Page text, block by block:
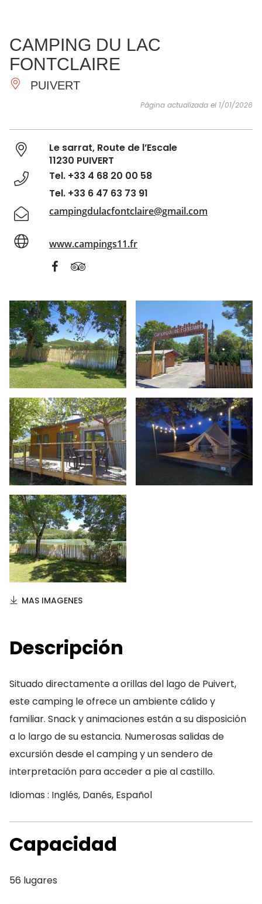
IMPRESCINDIBLES
HACER
INSPIRACIONES
CAMPING DU LAC
FONTCLAIRE
PUIVERT
Página actualizada el 1/01/2026
Le sarrat, Route de l’Escale
11230 PUIVERT
Tel. +33 4 68 20 00 58
Tel. +33 6 47 63 73 91
campingdulacfontclaire@gmail.com
www.campings11.fr
MAS IMAGENES
Descripción
Situado directamente a orillas del lago de Puivert,
este camping le ofrece un ambiente cálido y
familiar. Snack y animaciones están a su disposición
a lo largo de su estancia. Numerosas salidas de
excursión desde el camping y un sendero de
interpretación para acceder a pie al castillo.
Idiomas : Inglés, Danés, Español
Capacidad
56 lugares